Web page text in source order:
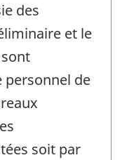
des
et le
de
soit par